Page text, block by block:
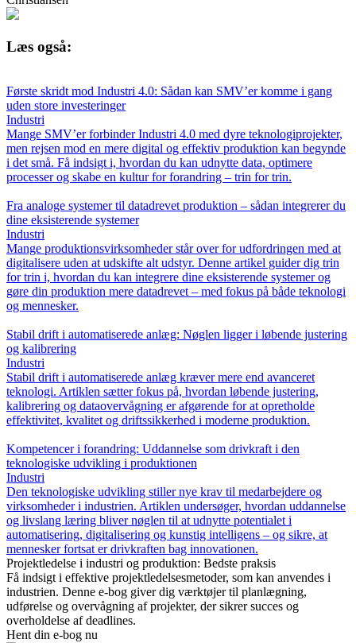
Læs også:
Første skridt mod Industri 4.0: Sådan kan SMV’er komme i gang
uden store investeringer
Industri
Mange SMV’er forbinder Industri 4.0 med dyre teknologiprojekter,
men rejsen mod en mere digital og effektiv produktion kan begynde
i det små. Få indsigt i, hvordan du kan udnytte data, optimere
processer og skabe en kultur for forandring – trin for trin.
Fra analoge systemer til datadrevet produktion – sådan integrerer du
dine eksisterende systemer
Industri
Mange produktionsvirksomheder står over for udfordringen med at
digitalisere uden at udskifte alt udstyr. Denne artikel guider dig trin
for trin i, hvordan du kan integrere dine eksisterende systemer og
gøre din produktion mere datadrevet – med fokus på både teknologi
og mennesker.
Stabil drift i automatiserede anlæg: Nøglen ligger i løbende justering
og kalibrering
Industri
Stabil drift i automatiserede anlæg kræver mere end avanceret
teknologi. Artiklen sætter fokus på, hvordan løbende justering,
kalibrering og dataovervågning er afgørende for at opretholde
effektivitet, kvalitet og driftssikkerhed i moderne produktion.
Kompetencer i forandring: Uddannelse som drivkraft i den
teknologiske udvikling i produktionen
Industri
Den teknologiske udvikling stiller nye krav til medarbejdere og
virksomheder i industrien. Artiklen undersøger, hvordan uddannelse
og livslang læring bliver nøglen til at udnytte potentialet i
automatisering, digitalisering og kunstig intelligens – og sikre, at
mennesker fortsat er drivkraften bag innovationen.
Projektledelse i industri og produktion: Bedste praksis
Få indsigt i effektive projektledelsesmetoder, som kan anvendes i
industrien. Denne e-bog giver dig værktøjer til planlægning,
udførelse og overvågning af projekter, der sikrer succes og
overholdelse af deadlines.
Hent din e-bog nu